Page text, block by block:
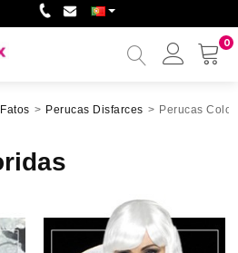
0
Minha
> Perucas Disfarces > Perucas